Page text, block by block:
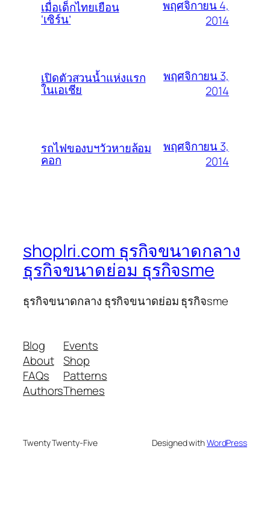
เมื่อเด็กไทยเยือน
‘เซิร์น’
พฤศจิกายน 4,
2014
เปิดตัวสวนน้ำแห่งแรก
ในเอเชีย
พฤศจิกายน 3,
2014
รถไฟของบฯวัวหายล้อม
คอก
พฤศจิกายน 3,
2014
shoplri.com ธุรกิจขนาดกลาง
ธุรกิจขนาดย่อม ธุรกิจsme
ธุรกิจขนาดกลาง ธุรกิจขนาดย่อม ธุรกิจsme
Blog
About
FAQs
Authors
Events
Shop
Patterns
Themes
Twenty Twenty-Five Designed withWordPress